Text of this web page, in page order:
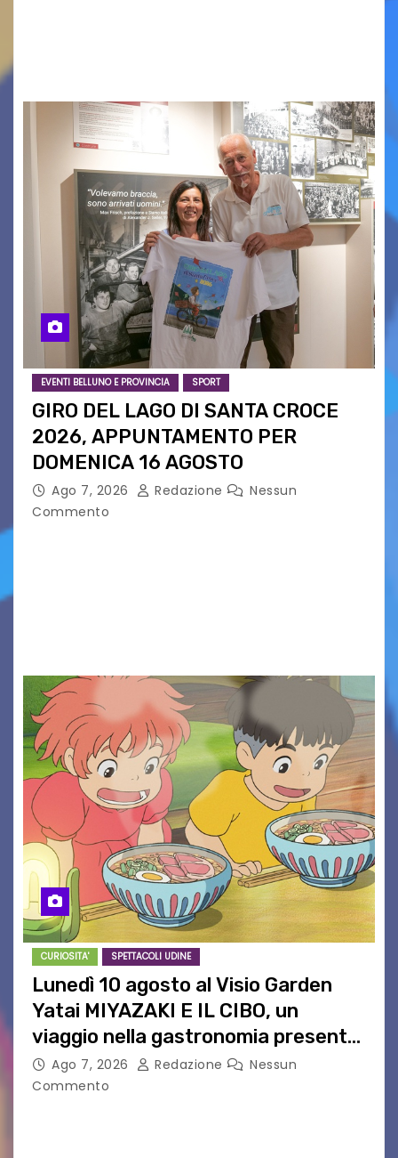
EVENTI BELLUNO E PROVINCIA SPORT
GIRO DEL LAGO DI SANTA CROCE
2026, APPUNTAMENTO PER
DOMENICA 16 AGOSTO
Ago 7, 2026 Redazione
Nessun
Commento
CURIOSITA' SPETTACOLI UDINE
Lunedì 10 agosto al Visio Garden
Yatai MIYAZAKI E IL CIBO, un
viaggio nella gastronomia presente
nei film di Hayao Miyazaki!
Ago 7, 2026 Redazione
Nessun
Commento